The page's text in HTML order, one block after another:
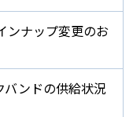
ンナップ変更のお
バンドの供給状況